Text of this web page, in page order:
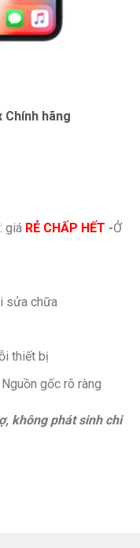
Chính hãng
giá RẺ CHẤP HẾT -Ở
sửa chữa
thiết bị
gốc rõ ràng
không phát sinh chi
hãng quantity